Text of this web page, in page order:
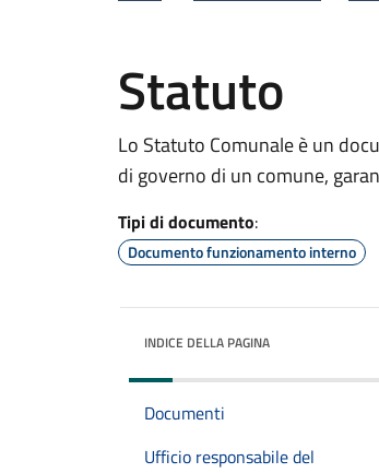
Statuto
Lo Statuto Comunale è un
di governo di un comune,
Tipi di documento:
Documento funzionamento interno
INDICE DELLA PAGINA
Documenti
Ufficio responsabile del